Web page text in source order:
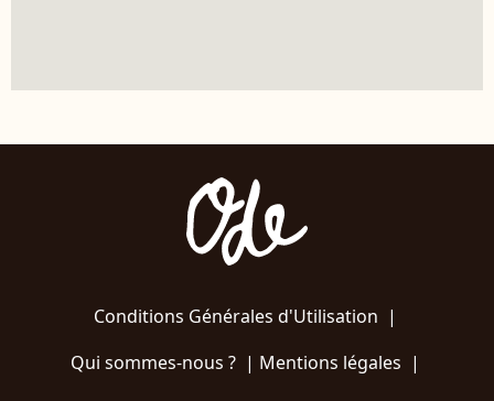
Conditions Générales d'Utilisation |
Qui sommes-nous ?| Mentions légales |